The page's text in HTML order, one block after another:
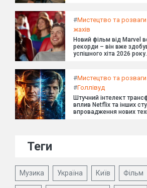
#Мистецтво та розваги
жахів
Новий фільм від Marvel
рекорди – він вже
успішного хіта 2026 року.
#Мистецтво та розваги
#Голлівуд
Штучний інтелект
вплив Netflix та інших
впровадження нових
Теги
Музика Україна Київ Фільм